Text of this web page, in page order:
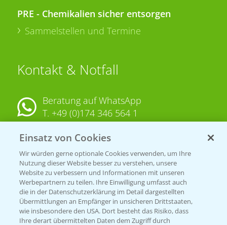
PRE - Chemikalien sicher entsorgen
Sammelstellen und Termine
Kontakt & Notfall
Beratung auf WhatsApp
T. +49 (0)174 346 564 1
KONTAKT
Hilfe in Notfällen
T.+49 (0)214/30-20220
Einsatz von Cookies
Wir würden gerne optionale Cookies verwenden, um Ihre
Nutzung dieser Website besser zu verstehen, unsere
Website zu verbessern und Informationen mit unseren
Werbepartnern zu teilen. Ihre Einwilligung umfasst auch
die in der Datenschutzerklärung im Detail dargestellten
Übermittlungen an Empfänger in unsicheren Drittstaaten,
wie insbesondere den USA. Dort besteht das Risiko, dass
Ihre derart übermittelten Daten dem Zugriff durch